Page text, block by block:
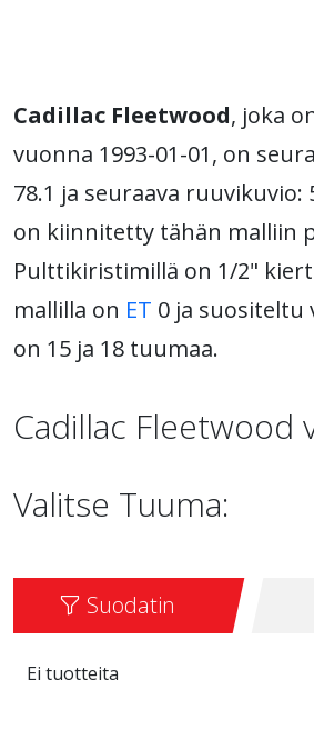
Cadillac Fleetwood, joka
vuonna 1993-01-01, on
78.1 ja seuraava ruuvikuvio:
on kiinnitetty tähän malliin
Pulttikiristimillä on 1/2"
mallilla on ET 0 ja suositeltu
on 15 ja 18 tuumaa.
Cadillac Fleetwood
Valitse Tuuma:
Suodatin
Ei tuotteita